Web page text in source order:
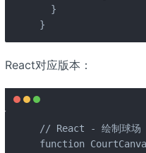
  }
}
React对应版本：
// React - 绘制球场
function